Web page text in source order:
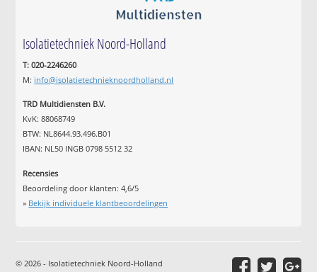
Isolatietechniek Noord-Holland
T: 020-2246260
M: info@isolatietechnieknoordholland.nl
TRD Multidiensten B.V.
KvK: 88068749
BTW: NL8644.93.496.B01
IBAN: NL50 INGB 0798 5512 32
Recensies
Beoordeling door klanten:4,6/5
» Bekijk individuele klantbeoordelingen
© 2026 - Isolatietechniek Noord-Holland